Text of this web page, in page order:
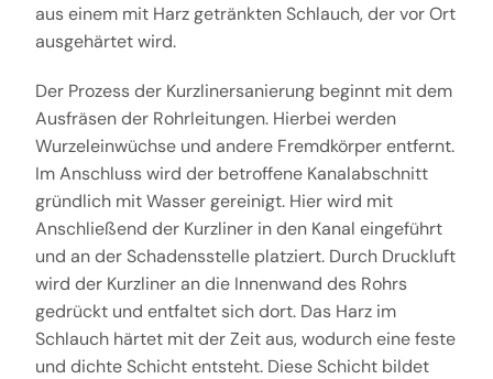
aus einem mit Harz getränkten Schlauch, der vor Ort
ausgehärtet wird.
Der Prozess der Kurzlinersanierung beginnt mit dem
Ausfräsen der Rohrleitungen. Hierbei werden
Wurzeleinwüchse und andere Fremdkörper entfernt.
Im Anschluss wird der betroffene Kanalabschnitt
gründlich mit Wasser gereinigt. Hier wird mit
Anschließend der Kurzliner in den Kanal eingeführt
und an der Schadensstelle platziert. Durch Druckluft
wird der Kurzliner an die Innenwand des Rohrs
gedrückt und entfaltet sich dort. Das Harz im
Schlauch härtet mit der Zeit aus, wodurch eine feste
und dichte Schicht entsteht. Diese Schicht bildet